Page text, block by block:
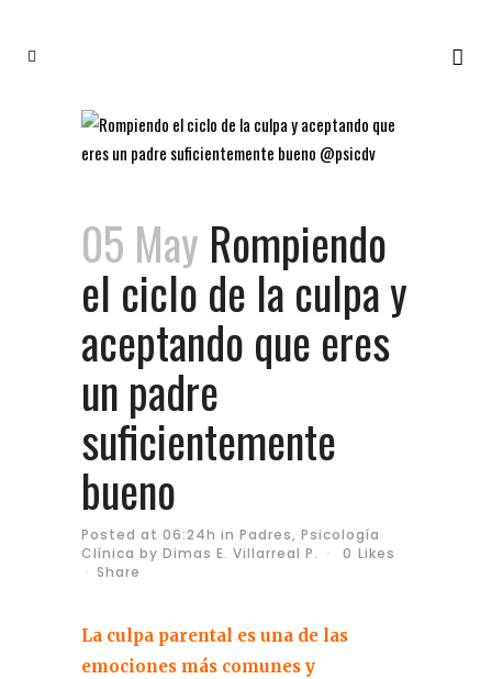
05 May Rompiendo
el ciclo de la culpa y
aceptando que eres
un padre
suficientemente
bueno
Posted at 06:24h in Padres, Psicología
Clínica by Dimas E. Villarreal P. 0 Likes
Share
La culpa parental es una de las
emociones más comunes y